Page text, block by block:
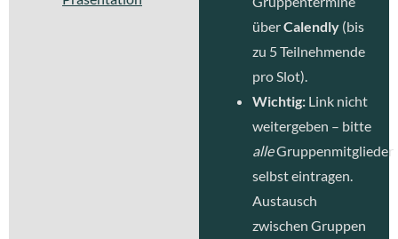
überCalendly (bis
zu 5 Teilnehmende
pro Slot).
Wichtig: Link nicht
weitergeben – bitte
alleGruppenmitglieder
selbst eintragen.
Austausch
zwischen Gruppen